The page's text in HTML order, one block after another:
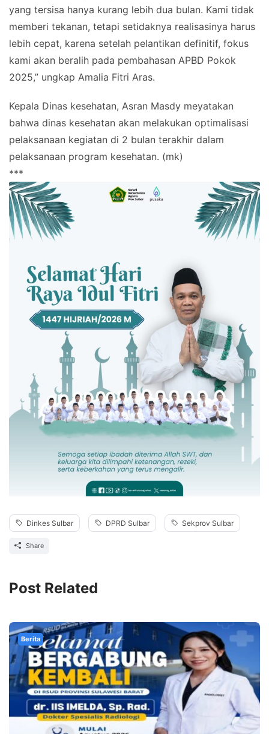
yang tersisa hanya kurang lebih dua bulan. Kami tidak
memberi tekanan, tetapi setidaknya realisasinya harus
lebih cepat, karena setelah pelantikan definitif, fokus
kami akan beralih pada pembahasan APBD Pokok
2025,” ungkap Amalia Fitri Aras.
Kepala Dinas kesehatan, Asran Masdy meyatakan
bahwa dinas kesehatan akan melakukan optimalisasi
pelaksanaan kegiatan di 2 bulan terakhir dalam
pelaksanaan program kesehatan. (mk)
***
Dinkes Sulbar DPRD Sulbar Sekprov Sulbar
Share
Post Related
Berita